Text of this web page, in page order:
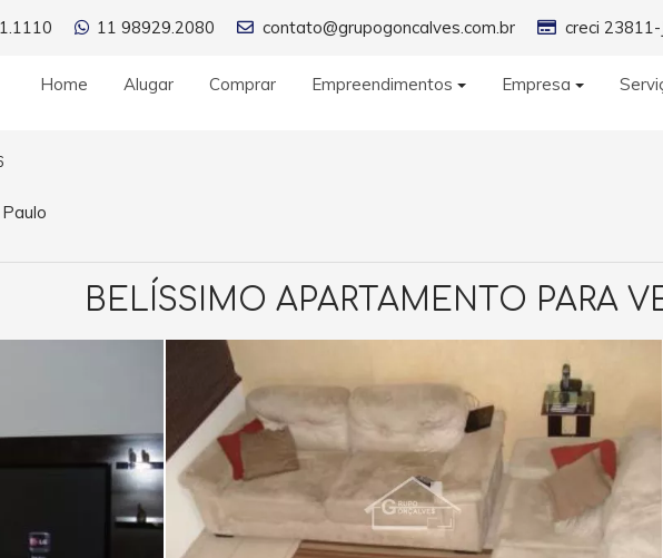
11 98929.2080 contato@grupogoncalves.com.br creci 23811-
Home Alugar Comprar Empreendimentos Empresa
BELÍSSIMO APARTAMENTO PARA